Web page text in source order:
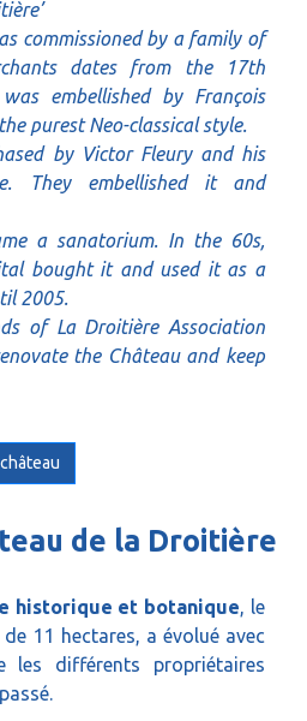
commissioned by a family of
dates from the 17th
embellished by François
purest Neo-classical style.
by Victor Fleury and his
They embellished it and
a sanatorium. In the 60s,
bought it and used it as a
2005.
of La Droitière Association
the Château and keep
de la Droitière
historique et botanique, le
11 hectares, a évolué avec
les différents propriétaires